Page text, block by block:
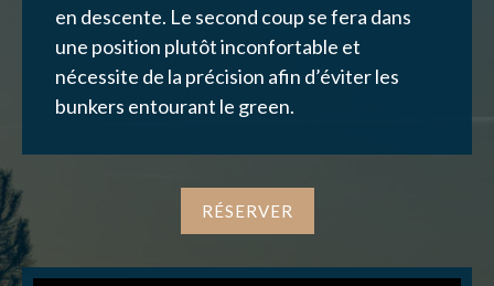
en descente. Le second coup se fera dans
une position plutôt inconfortable et
nécessite de la précision afin d’éviter les
bunkers entourant le green.
RÉSERVER
ENSEIGNEMENT
ACTUALITÉS
NOS PARTENAIRES
NOUS CONTACTER
Message*
J’autorise l'association ASS SPORTIVE GOLF